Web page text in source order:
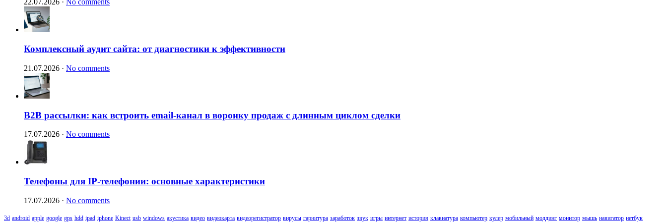
22.07.2026 · No comments
Комплексный аудит сайта: от диагностики к эффективности
21.07.2026 · No comments
B2B рассылки: как встроить email-канал в воронку продаж с длинным циклом сделки
17.07.2026 · No comments
Телефоны для IP-телефонии: основные характеристики
17.07.2026 · No comments
3d android apple google gps hdd ipad iphone Kinect usb windows акустика видео видеокарта видеорегистратор вирусы гарнитура заработок звук игры интернет история клавиатура компьютер кулер мобильный моддинг монитор мышь навигатор нетбук